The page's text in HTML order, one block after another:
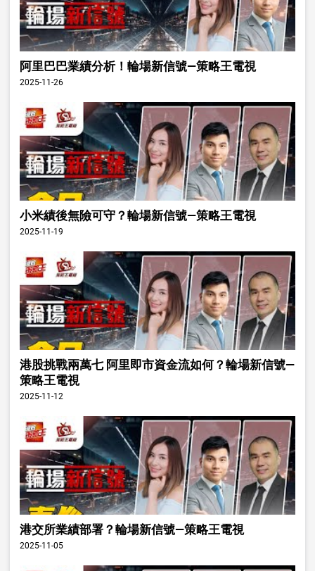
阿里巴巴業績分析！輪場新信號—策略王電視
2025-11-26
小米績後無險可守？輪場新信號—策略王電視
2025-11-19
港股挑戰兩萬七 阿里即市資金流如何？輪場新信號—
策略王電視
2025-11-12
港交所業績部署？輪場新信號—策略王電視
2025-11-05